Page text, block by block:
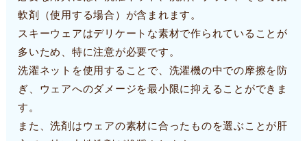
軟剤（使用する場合）が含まれます。
スキーウェアはデリケートな素材で作られていることが
多いため、特に注意が必要です。
洗濯ネットを使用することで、洗濯機の中での摩擦を防
ぎ、ウェアへのダメージを最小限に抑えることができま
す。
また、洗剤はウェアの素材に合ったものを選ぶことが肝